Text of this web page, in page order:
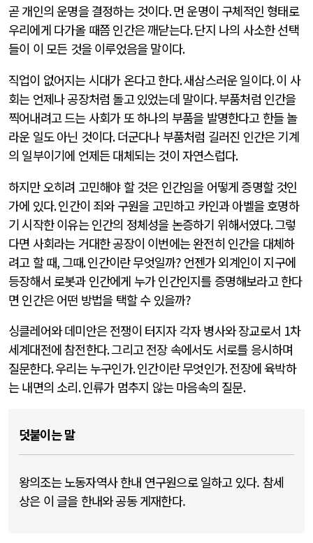
곧 개인의 운명을 결정하는 것이다.먼 운명이 구체적인 형태로
우리에게 다가올 때쯤 인간은 깨닫는다.단지 나의 사소한 선택
들이 이 모든 것을 이루었음을 말이다.
직업이 없어지는 시대가 온다고 한다.새삼스러운 일이다.이 사
회는 언제나 공장처럼 돌고 있었는데 말이다.부품처럼 인간을
찍어내려고 드는 사회가 또 하나의 부품을 발명한다고 한들 놀
라운 일도 아닌 것이다.더군다나 부품처럼 길러진 인간은 기계
의 일부이기에 언제든 대체되는 것이 자연스럽다.
하지만 오히려 고민해야 할 것은 인간임을 어떻게 증명할 것인
가에 있다.인간이 죄와 구원을 고민하고 카인과 아벨을 호명하
기 시작한 이유는 인간의 정체성을 논증하기 위해서였다.그렇
다면 사회라는 거대한 공장이 이번에는 완전히 인간을 대체하
려고 할 때,그때.인간이란 무엇일까? 언젠가 외계인이 지구에
등장해서 로봇과 인간에게 누가 인간인지를 증명해보라고 한다
면 인간은 어떤 방법을 택할 수 있을까?
싱클레어와 데미안은 전쟁이 터지자 각자 병사와 장교로서 1차
세계대전에 참전한다.그리고 전장 속에서도 서로를 응시하며
질문한다.우리는 누구인가.인간이란 무엇인가.전장에 육박하
는 내면의 소리.인류가 멈추지 않는 마음속의 질문.
덧붙이는 말
왕의조는 노동자역사 한내 연구원으로 일하고 있다. 참세
상은 이 글을 한내와 공동 게재한다.